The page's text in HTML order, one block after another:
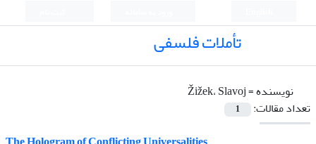
تأملات فلسفی
نویسنده =Žižek، Slavoj
تعداد مقالات:
1